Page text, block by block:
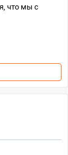
что мы с